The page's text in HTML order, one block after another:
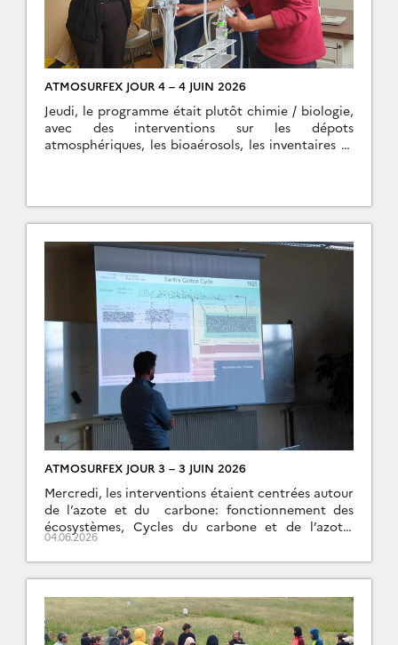
ATMOSURFEX JOUR 4 – 4 JUIN 2026
Jeudi, le programme était plutôt chimie / biologie,
avec des interventions sur les dépots
atmosphériques, les bioaérosols, les inventaires et
ATMOSURFEX JOUR 3 – 3 JUIN 2026
Mercredi, les interventions étaient centrées autour
de l’azote et du carbone: fonctionnement des
écosystèmes, Cycles du carbone et de l’azote,
microbiologie du sol. Les TP ont permis de mesurer
des flux […]
04.06.2026